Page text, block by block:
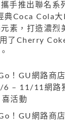
手推出聯名系
典Coca Cola大
素，打造濃烈
了Cherry